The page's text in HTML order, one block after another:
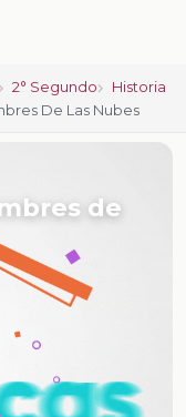
2° Segundo
Historia
De Las Nubes
de